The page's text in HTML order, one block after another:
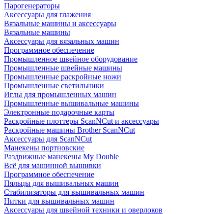
Парогенераторы
Аксессуары для глажения
Вязальные машины и аксессуары
Вязальные машины
Аксессуары для вязальных машин
Программное обеспечение
Промышленное швейное оборудование
Промышленные швейные машины
Промышленные раскройные ножи
Промышленные светильники
Иглы для промышленных машин
Промышленные вышивальные машины
Электронные подарочные карты
Раскройные плоттеры ScanNCut и аксессуары
Раскройные машины Brother ScanNCut
Аксессуары для ScanNCut
Манекены портновские
Раздвижные манекены My Double
Всё для машинной вышивки
Программное обеспечение
Пяльцы для вышивальных машин
Стабилизаторы для вышивальных машин
Нитки для вышивальных машин
Аксессуары для швейной техники и оверлоков